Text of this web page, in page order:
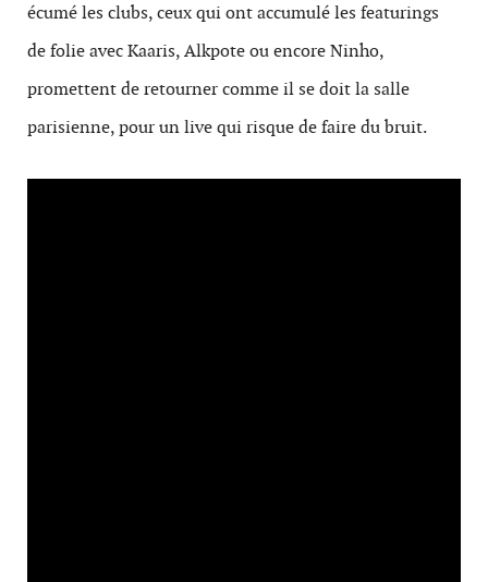
écumé les clubs, ceux qui ont accumulé les featurings
de folie avec Kaaris, Alkpote ou encore Ninho,
promettent de retourner comme il se doit la salle
parisienne, pour un live qui risque de faire du bruit.